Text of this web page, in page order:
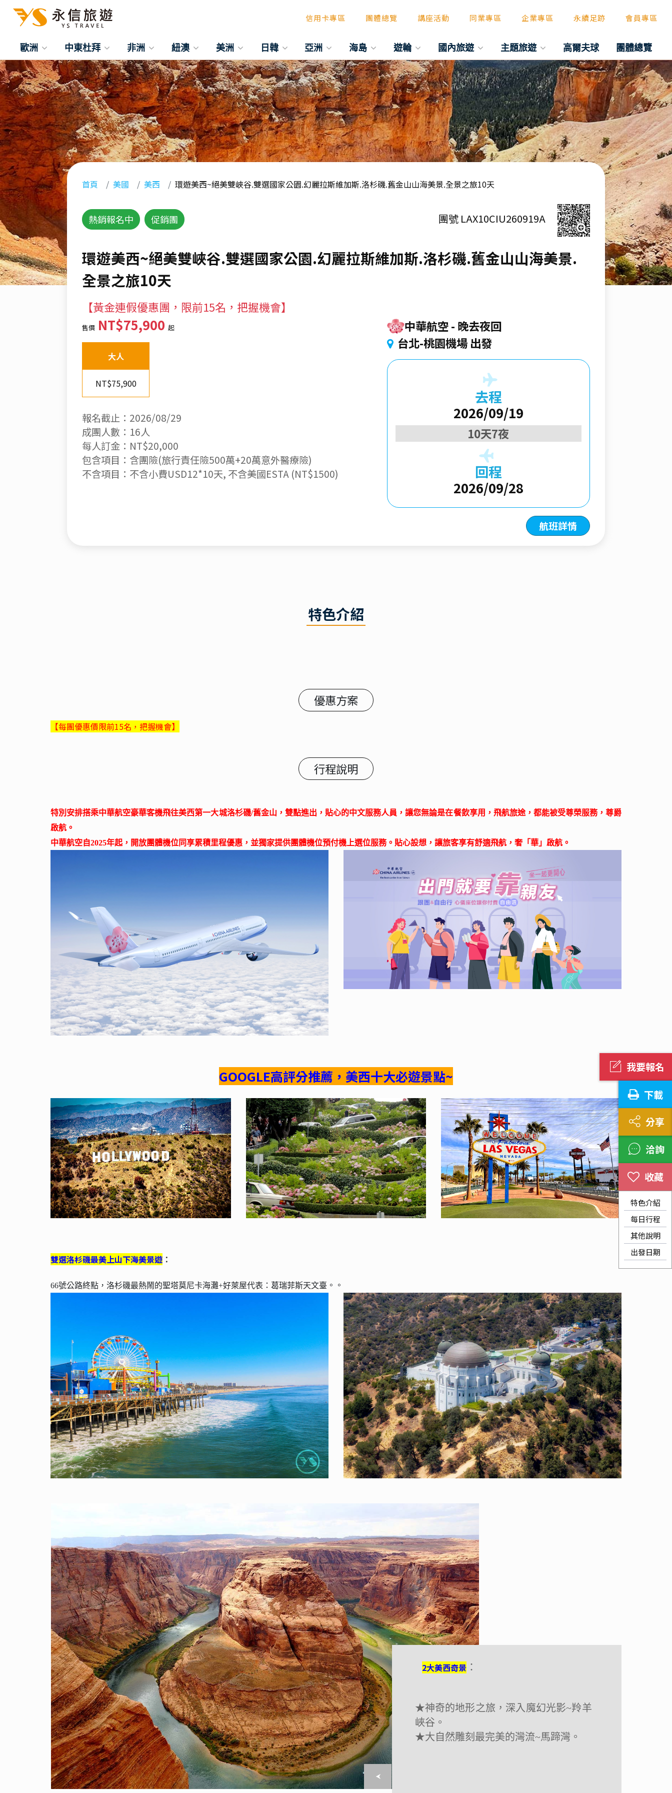
信用卡專區 團體總覽 講座活動 同業專區 企業專區 永續足跡 會員專區
歐洲 中東杜拜 非洲 紐澳 美洲 日韓 亞洲 海島 遊輪 國內旅遊 主題旅遊 高爾夫球 團體總覽
我要報名
下載
分享
洽詢
特色介紹
每日行程
其他說明
出發日期
首頁 美國 美西 環遊美西~絕美雙峽谷.雙選國家公園.幻麗拉斯維加斯.洛杉磯.舊金山山海美景.全景之旅10天
熱銷報名中 促銷團 團號 LAX10CIU260919A
環遊美西~絕美雙峽谷.雙選國家公園.幻麗拉斯維加斯.洛杉磯.舊金山山海美景.
全景之旅10天
【黃金連假優惠團，限前15名，把握機會】
售價 NT$75,900起
大人
NT$75,900
報名截止：2026/08/29
成團人數：16人
每人訂金：NT$20,000
包含項目：含團險(旅行責任險500萬+20萬意外醫療險)
不含項目：不含小費USD12*10天, 不含美國ESTA (NT$1500)
中華航空 晚去夜回
台北-桃園機場 出發
去程
2026/09/19
10天7夜
回程
2026/09/28
航班詳情
特色介紹
優惠方案
​【每團優惠價限前15名，把握機會】
行程說明
特別安排搭乘中華航空豪華客機飛往美西第一大城洛杉磯/舊金山，雙點進出，貼心的中文服務人員，讓您無論是在餐飲享用，飛航旅途，都能被受尊榮服務，尊爵
啟航。
中華航空自2025年起，開放團體機位同享累積里程優惠，並獨家提供團體機位預付機上選位服務。貼心設想，讓旅客享有舒適飛航，奢「華」啟航。
GOOGLE高評分推薦，美西十大必遊景點~
雙選洛杉磯最美上山下海美景遊：
66號公路終點，洛杉磯最熱鬧的聖塔莫尼卡海灘+好萊屋代表：葛瑞菲斯天文臺 。 。
2大美西奇景 ：
★神奇的地形之旅， 深入魔幻光影~羚羊
峽谷。
★大自然雕刻最完美的灣流~馬蹄灣。
2大美西奇景 ：
★神奇的地形之旅， 深入魔幻光影~羚羊
峽谷。
★大自然雕刻最完美的灣流~馬蹄灣。